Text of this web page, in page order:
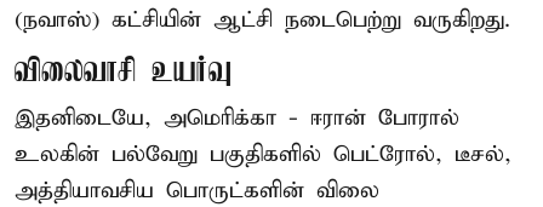
(நவாஸ்) கட்சியின் ஆட்சி நடைபெற்று வருகிறது.
விலைவாசி உயர்வு
இதனிடையே, அமெரிக்கா - ஈரான் போரால்
உலகின் பல்வேறு பகுதிகளில் பெட்ரோல், டீசல்,
அத்தியாவசிய பொருட்களின் விலை